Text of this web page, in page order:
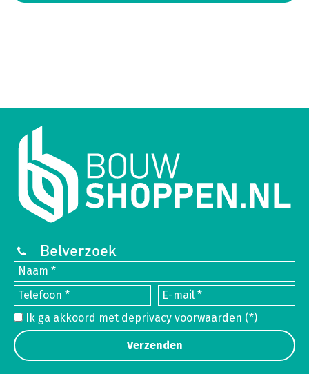
Belverzoek
Ik ga akkoord met deprivacy voorwaarden (*)